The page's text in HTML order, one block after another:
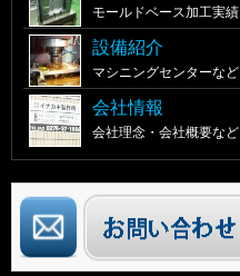
モールドベース加工実績
設備紹介
マシニングセンターなど
会社情報
会社理念・会社概要など